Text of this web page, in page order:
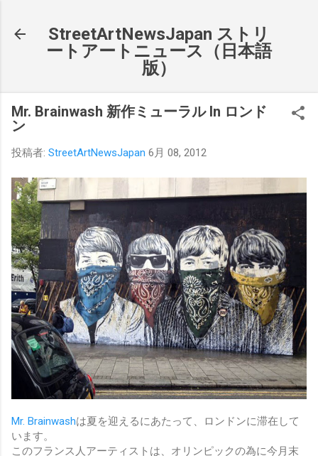
StreetArtNewsJapan ストリ
ートアートニュース（日本語
版）
Mr. Brainwash 新作ミューラル In ロンド
ン
投稿者: StreetArtNewsJapan 6月 08, 2012
Mr. Brainwashは夏を迎えるにあたって、ロンドンに滞在して
います。
このフランス人アーティストは、オリンピックの為に今月末